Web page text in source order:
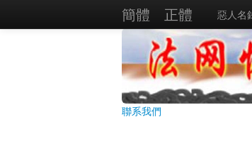
簡體 正體 惡人名
聯系我們